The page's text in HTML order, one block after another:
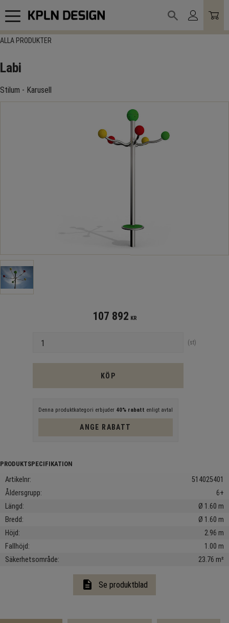
Meny
ALLA PRODUKTER
Labi
Stilum - Karusell
107 892 KR
st
KÖP
Denna produktkategori erbjuder 40% rabatt enligt avtal
ANGE RABATT
Artikelnr
514025401
Åldersgrupp
6+
Längd
Ø 1.60 m
Bredd
Ø 1.60 m
Höjd
2.96 m
Fallhöjd
1.00 m
Säkerhetsområde
23.76 m²
description Se produktblad